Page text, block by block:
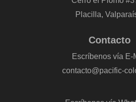
Placilla,
Contacto
Escríbenos vía E-
contacto@pacific-